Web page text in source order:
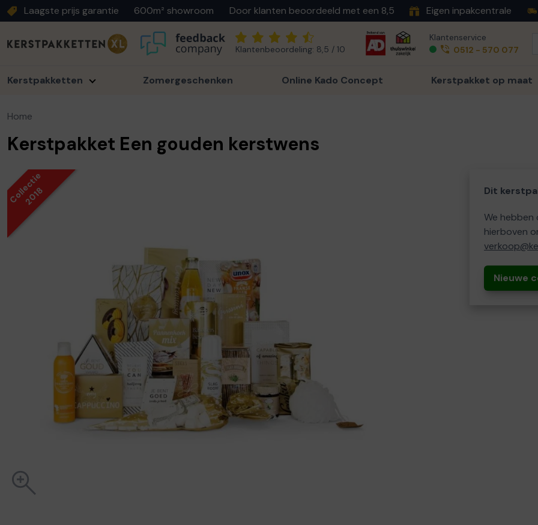
Laagste prijs garantie 600m² showroom Door klanten beoordeeld met een 8,5 Eigen inpakcentrale
Klantenbeoordeling: 8,5 / 10
Klantenservice
0512 - 570 077
Kerstpakketten Zomergeschenken Online Kado Concept Kerstpakket op maat
Home
Kerstpakket Een gouden kerstwens
Collectie
2018 Dit
We hebben
hierboven
Nieuwe